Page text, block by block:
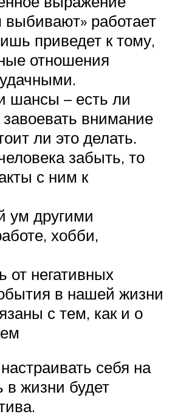
выбивают» работает
приведет к тому,
отношения
шансы – есть ли
внимание
ли это делать.
забыть, то
с ним к
ум другими
хобби,
от негативных
в нашей жизни
с тем, как и о
себя на
в жизни будет